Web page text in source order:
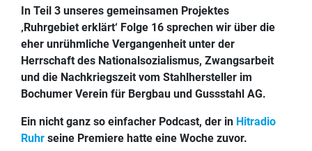
In Teil 3 unseres gemeinsamen Projektes
‚Ruhrgebiet erklärt‘ Folge 16 sprechen wir über die
eher unrühmliche Vergangenheit unter der
Herrschaft des Nationalsozialismus, Zwangsarbeit
und die Nachkriegszeit vom Stahlhersteller im
Bochumer Verein für Bergbau und Gussstahl AG.
Ein nicht ganz so einfacher Podcast, der in Hitradio
Ruhr seine Premiere hatte eine Woche zuvor.